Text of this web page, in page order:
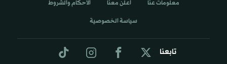
تابعنا
معلومات عنا اعلن معنا الأحكام والشروط
سياسة الخصوصية